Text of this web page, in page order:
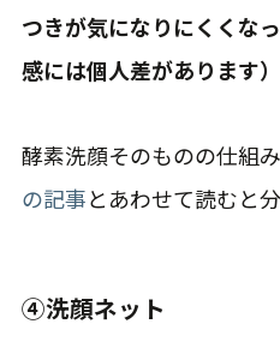
つきが気になりにくくな
感には個人差があります）
酵素洗顔そのものの仕組
の記事とあわせて読むと
④洗顔ネット